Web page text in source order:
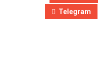
Telegram